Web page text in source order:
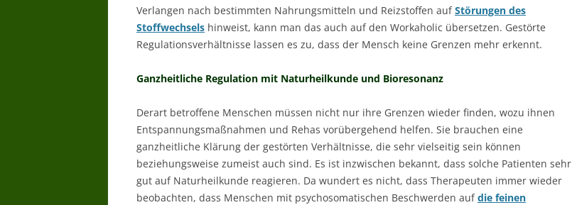
Verlangen nach bestimmten Nahrungsmitteln und Reizstoffen aufStörungen des
Stoffwechsels hinweist, kann man das auch auf den Workaholic übersetzen. Gestörte
Regulationsverhältnisse lassen es zu, dass der Mensch keine Grenzen mehr erkennt.
Ganzheitliche Regulation mit Naturheilkunde und Bioresonanz
Derart betroffene Menschen müssen nicht nur ihre Grenzen wieder finden, wozu ihnen
Entspannungsmaßnahmen und Rehas vorübergehend helfen. Sie brauchen eine
ganzheitliche Klärung der gestörten Verhältnisse, die sehr vielseitig sein können
beziehungsweise zumeist auch sind. Es ist inzwischen bekannt, dass solche Patienten sehr
gut auf Naturheilkunde reagieren. Da wundert es nicht, dass Therapeuten immer wieder
beobachten, dass Menschen mit psychosomatischen Beschwerden aufdie feinen